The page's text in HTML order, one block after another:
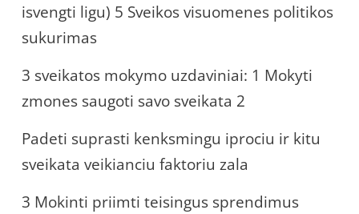
isvengti ligu) 5 Sveikos visuomenes politikos
sukurimas
3 sveikatos mokymo uzdaviniai: 1 Mokyti
zmones saugoti savo sveikata 2
Padeti suprasti kenksmingu iprociu ir kitu
sveikata veikianciu faktoriu zala
3 Mokinti priimti teisingus sprendimus